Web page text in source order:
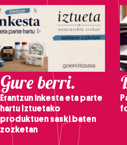
Gure berri.
Erantzun inkesta eta parte
hartu Iztuetako
produktuen saski baten
zozketan